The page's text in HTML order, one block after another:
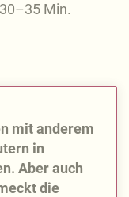
Min.
mit anderem
in
Aber auch
die